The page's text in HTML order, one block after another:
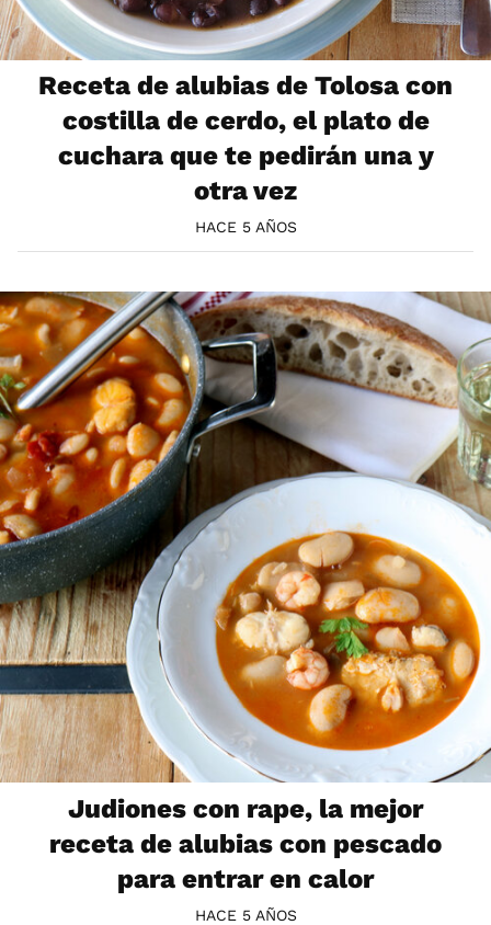
Receta de alubias de Tolosa con
costilla de cerdo, el plato de
cuchara que te pedirán una y
otra vez
HACE 5 AÑOS
Judiones con rape, la mejor
receta de alubias con pescado
para entrar en calor
HACE 5 AÑOS